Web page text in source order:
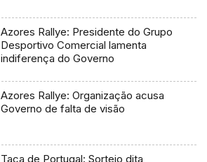
Azores Rallye: Presidente do Grupo
Desportivo Comercial lamenta
indiferença do Governo
Azores Rallye: Organização acusa
Governo de falta de visão
Taça de Portugal: Sorteio dita